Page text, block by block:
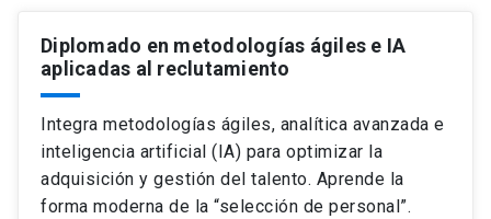
Diplomado en metodologías ágiles e IA
aplicadas al reclutamiento
Integra metodologías ágiles, analítica avanzada e
inteligencia artificial (IA) para optimizar la
adquisición y gestión del talento. Aprende la
forma moderna de la “selección de personal”.